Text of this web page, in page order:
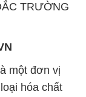
TRƯỜNG
một đơn vị
hóa chất